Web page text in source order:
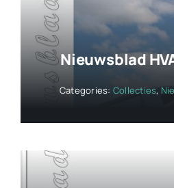
Nieuwsblad
Categories: Collecties,